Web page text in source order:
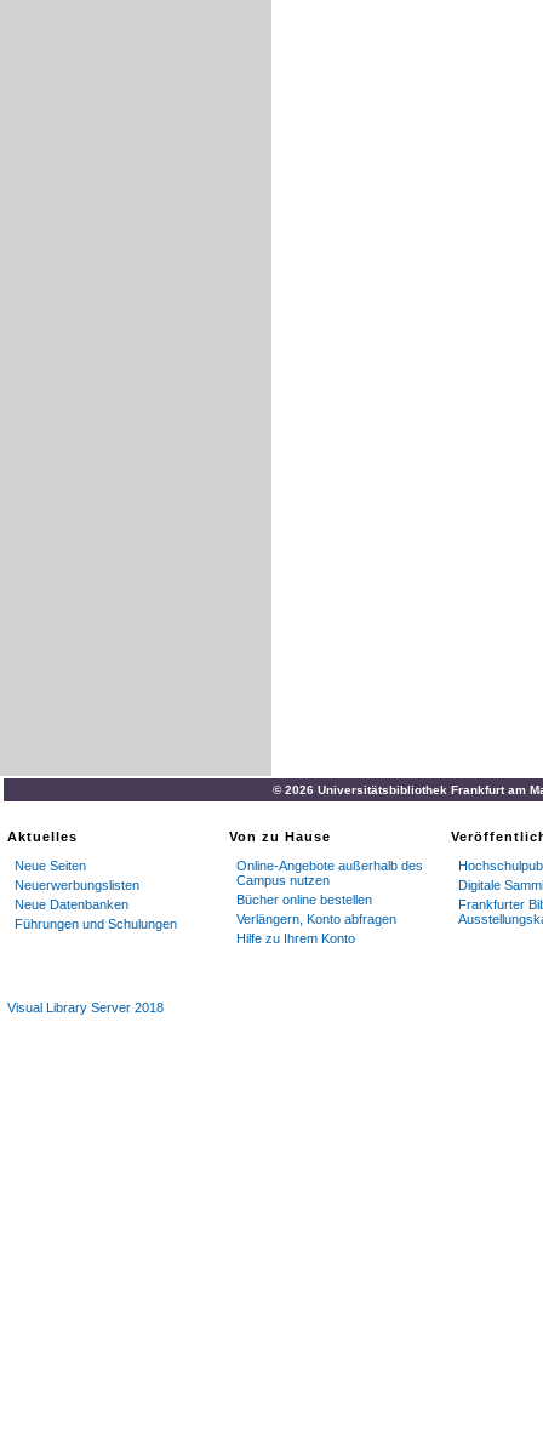
© 2026 Universitätsbibliothek Frankfurt am
Aktuelles
Neue Seiten
Neuerwerbungslisten
Neue Datenbanken
Führungen und Schulungen
Von zu Hause
Online-Angebote außerhalb des
Campus nutzen
Bücher online bestellen
Verlängern, Konto abfragen
Hilfe zu Ihrem Konto
Digitale
Frankfurter
Visual Library Server 2018